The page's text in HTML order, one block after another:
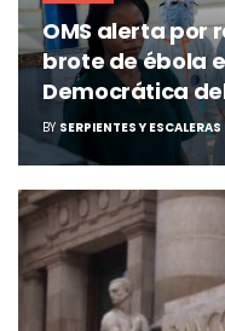
OMS alerta por
brote de ébola
Democrática
BY SERPIENTES Y ESCALERAS